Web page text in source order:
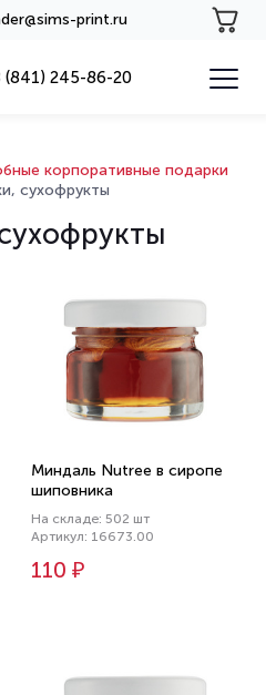
print.ru
(841) 245-86-20
корпоративные подарки
сухофрукты
Миндаль Nutree в сиропе
шиповника
На складе: 502 шт
Артикул: 16673.00
110 ₽